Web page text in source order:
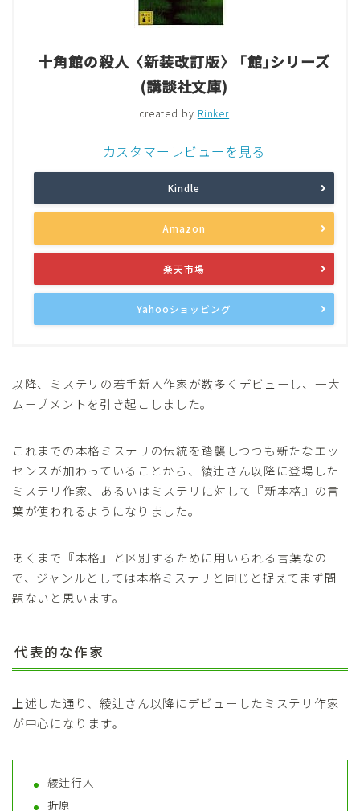
十角館の殺人〈新装改訂版〉 ｢館｣シリーズ
(講談社文庫)
created by Rinker
カスタマーレビューを見る
Kindle
Amazon
楽天市場
Yahooショッピング
以降、ミステリの若手新人作家が数多くデビューし、一大
ムーブメントを引き起こしました。
これまでの本格ミステリの伝統を踏襲しつつも新たなエッ
センスが加わっていることから、 綾辻さん以降に登場した
ミステリ作家、あるいはミステリ に対して『新本格』の言
葉が使われるようになりました。
あくまで『本格』と区別するために用いられる言葉なの
で、ジャンルとしては本格ミステリと同じと捉えてまず問
題ないと思います。
代表的な作家
上述した通り、綾辻さん以降にデビューしたミステリ作家
が中心になります。
綾辻行人
折原一